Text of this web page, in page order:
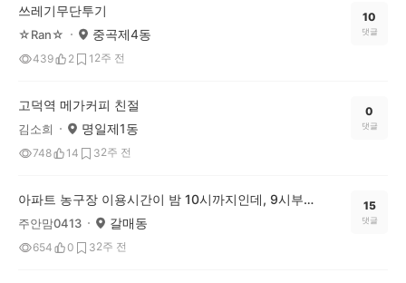
쓰레기무단투기
☆Ran☆ 중곡제4동
439 2 1 2주 전
10
댓글
고덕역 메가커피 친절
김소희 명일제1동
748 14 32주 전
0
댓글
아파트 농구장 이용시간이 밤 10시까지인데, 9시부터 눈치를 봐야 할까요?
주안맘0413 갈매동
654 0 32주 전
15
댓글